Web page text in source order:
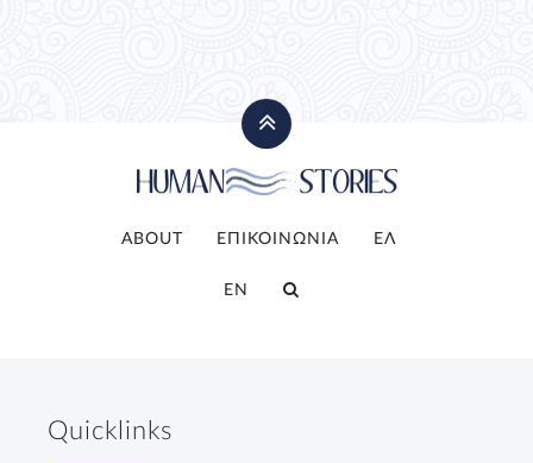
ABOUT ΕΠΙΚΟΙΝΩΝΙΑ ΕΛ
EN
Quicklinks